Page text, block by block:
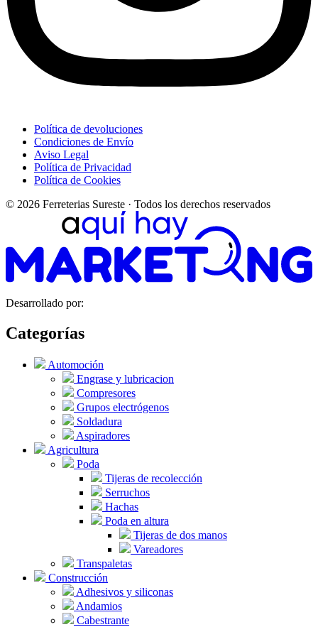
Política de devoluciones
Condiciones de Envío
Aviso Legal
Política de Privacidad
Política de Cookies
© 2026 Ferreterias Sureste · Todos los derechos reservados
Desarrollado por:
Categorías
Automoción
Engrase y lubricacion
Compresores
Grupos electrógenos
Soldadura
Aspiradores
Agricultura
Poda
Tijeras de recolección
Serruchos
Hachas
Poda en altura
Tijeras de dos manos
Vareadores
Transpaletas
Construcción
Adhesivos y siliconas
Andamios
Cabestrante